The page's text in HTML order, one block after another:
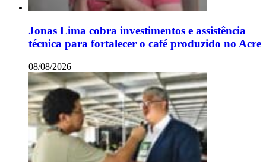
Jonas Lima cobra investimentos e assistência
técnica para fortalecer o café produzido no Acre
08/08/2026